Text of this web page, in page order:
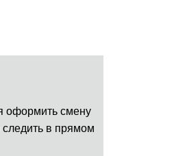
оформить смену
следить в прямом